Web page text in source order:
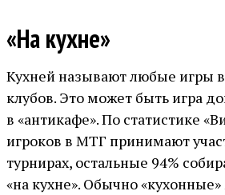
«На кухне»
Кухней называют любые игры
клубов. Это может быть игра
в «антикафе». По статистике
игроков в МТГ принимают
турнирах, остальные 94%
«на кухне». Обычно